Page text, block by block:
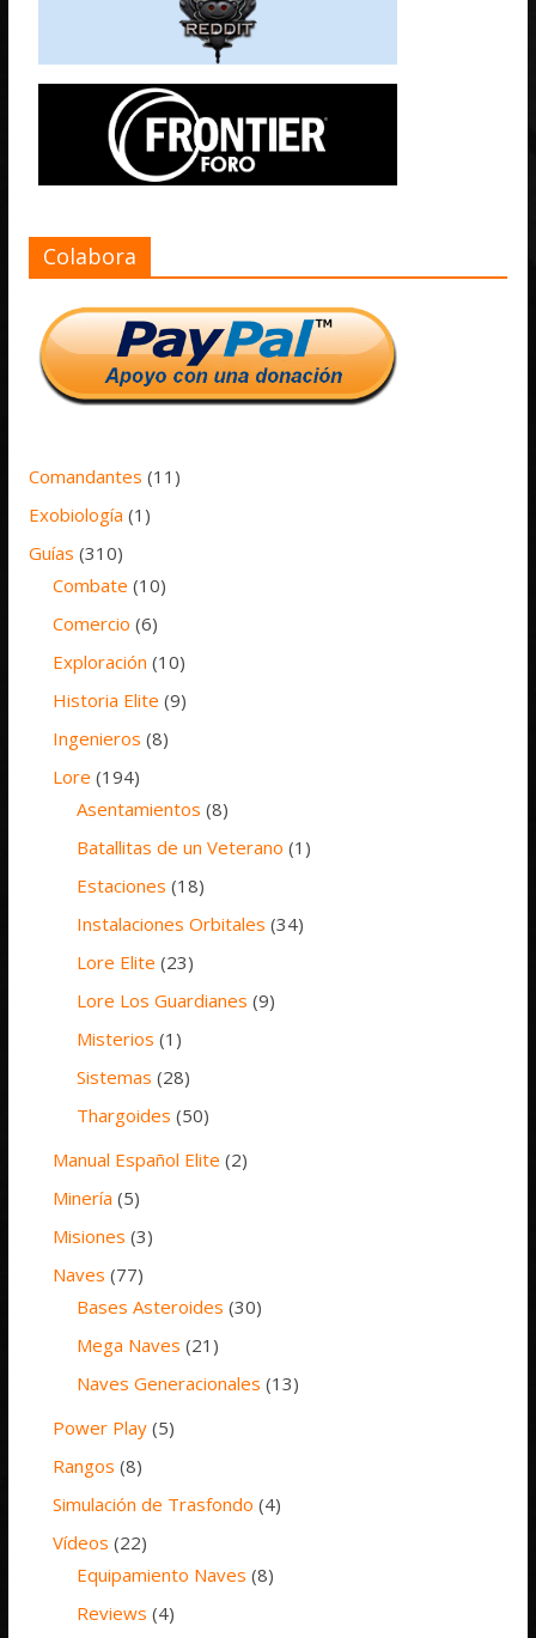
Colabora
Comandantes (11)
Exobiología (1)
Guías (310)
Combate (10)
Comercio (6)
Exploración (10)
Historia Elite (9)
Ingenieros (8)
Lore (194)
Asentamientos (8)
Batallitas de un Veterano (1)
Estaciones (18)
Instalaciones Orbitales (34)
Lore Elite (23)
Lore Los Guardianes (9)
Misterios (1)
Sistemas (28)
Thargoides (50)
Manual Español Elite (2)
Minería (5)
Misiones (3)
Naves (77)
Bases Asteroides (30)
Mega Naves (21)
Naves Generacionales (13)
Power Play (5)
Rangos (8)
Simulación de Trasfondo (4)
Vídeos (22)
Equipamiento Naves (8)
Reviews (4)